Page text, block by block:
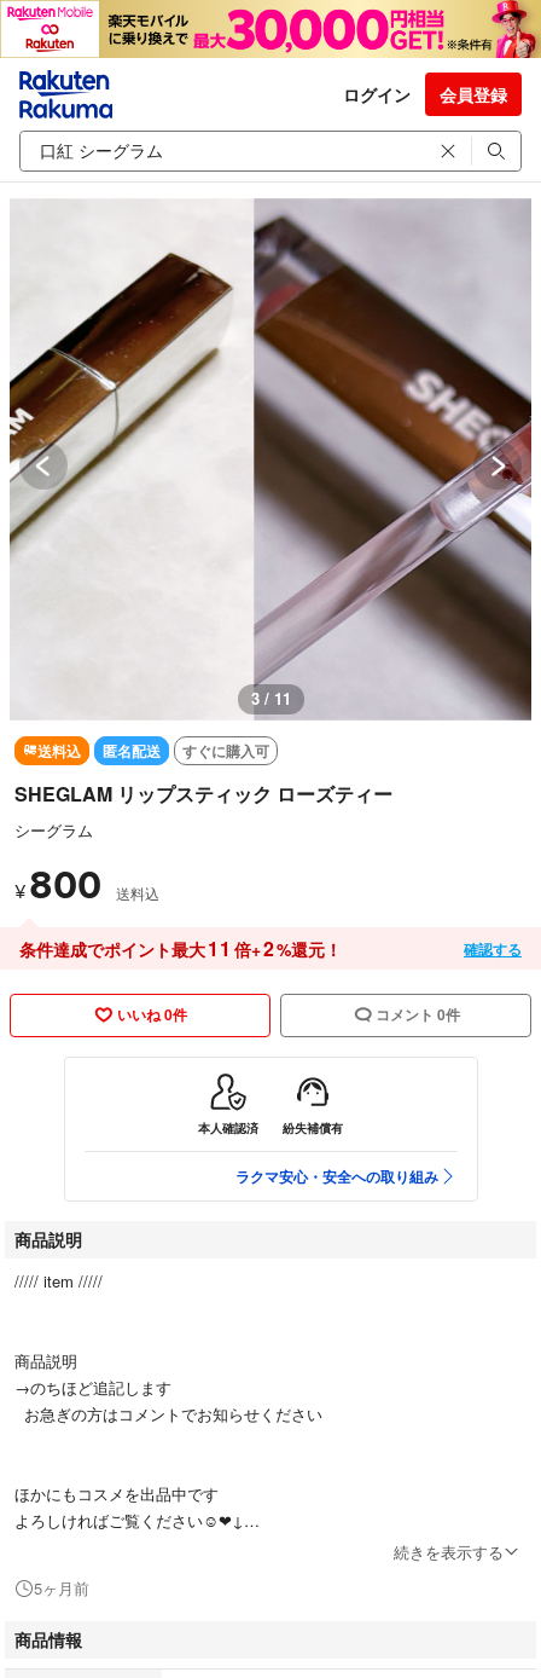
ログイン 会員登録
3 / 11
送料込 匿名配送 すぐに購入可
SHEGLAM リップスティック ローズティー
シーグラム
¥ 800 送料込
条件達成でポイント最大11 倍+2%還元！ 確認する
いいね 0件 コメント 0件
本人確認済 紛失補償有
ラクマ安心・安全への取り組み
商品説明
///// item /////
商品説明
→のちほど追記します
お急ぎの方はコメントでお知らせください
ほかにもコスメを出品中です
よろしければご覧ください☺︎❤︎↓
続きを表示する
5ヶ月前
商品情報